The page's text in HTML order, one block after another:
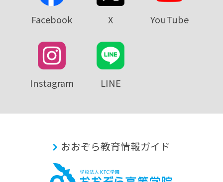
Facebook X YouTube
Instagram LINE
おおぞら教育情報ガイド